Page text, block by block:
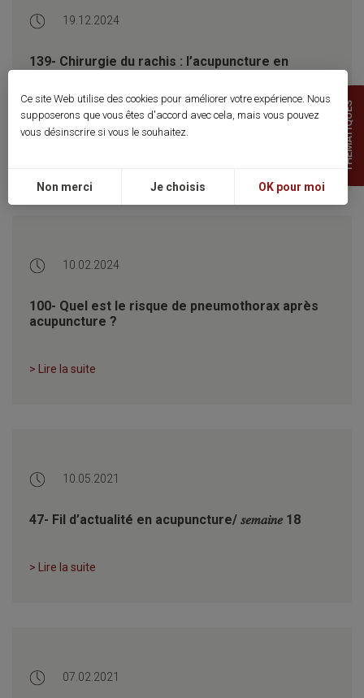
19.12.2024
139- Chirurgie du rachis : l’acupuncture en
d’infection postopératoire, les infiltrations
épidurales oui.
10.02.2024
100- Quel est le risque de pneumothorax après
acupuncture ?
> Lire la suite
10.05.2021
47- Fil d’actualité en acupuncture/ 𝑠𝑒𝑚𝑎𝑖𝑛𝑒 18
> Lire la suite
07.02.2021
THEMATIQUES
Ce site Web utilise des cookies pour améliorer votre expérience. Nous
supposerons que vous êtes d'accord avec cela, mais vous pouvez
vous désinscrire si vous le souhaitez.
Non merci Je choisis OK pour moi